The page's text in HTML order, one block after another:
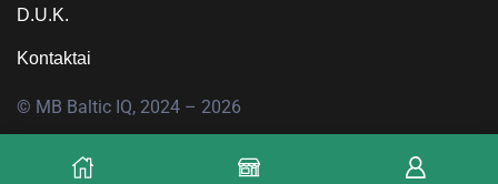
D.U.K.
Kontaktai
© MB Baltic IQ, 2024 – 2026